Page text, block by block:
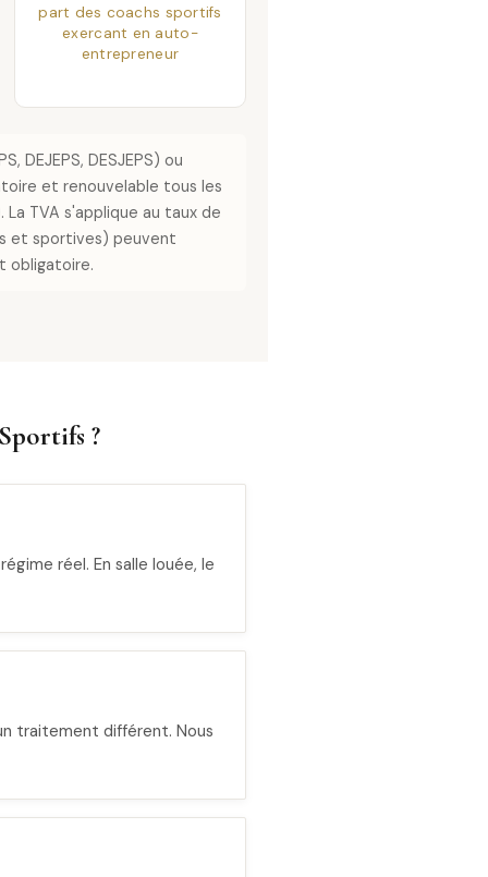
part des coachs sportifs
exercant en auto-
entrepreneur
DESJEPS) ou
et renouvelable tous les
TVA s'applique au taux de
et sportives) peuvent
obligatoire.
?
réel. En salle louée, le
traitement différent. Nous